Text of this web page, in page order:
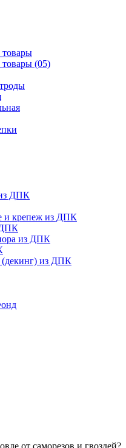
(05)
из ДПК
и крепеж из ДПК
ДПК
из ДПК
(декинг) из ДПК
от саморезов и гвоздей?